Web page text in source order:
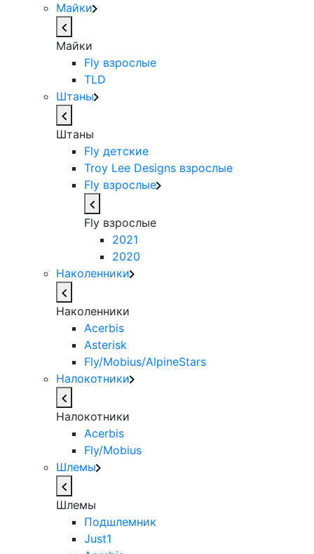
Майки
Майки
Fly взрослые
TLD
Штаны
Штаны
Fly детские
Troy Lee Designs взрослые
Fly взрослые
Fly взрослые
2021
2020
Наколенники
Наколенники
Acerbis
Asterisk
Fly/Mobius/AlpineStars
Налокотники
Налокотники
Acerbis
Fly/Mobius
Шлемы
Шлемы
Подшлемник
Just1